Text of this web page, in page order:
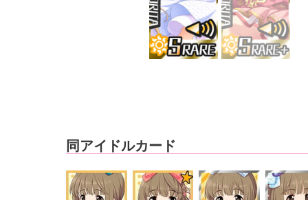
同アイドルカード